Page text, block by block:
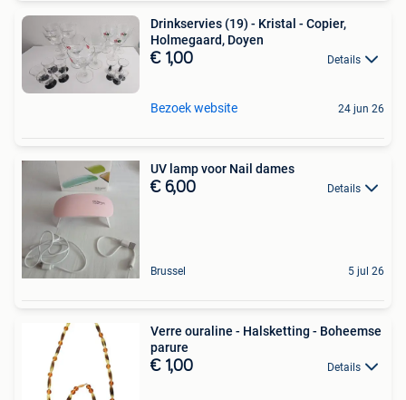
Drinkservies (19) - Kristal - Copier,
Holmegaard, Doyen
€ 1,00 Details
Bezoek website 24 jun 26
UV lamp voor Nail dames
€ 6,00 Details
Brussel 5 jul 26
Verre ouraline - Halsketting - Boheemse
parure
€ 1,00 Details